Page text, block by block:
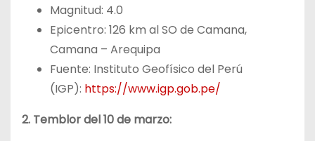
Magnitud: 4.0
Epicentro: 126 km al SO de Camana,
Camana – Arequipa
Fuente: Instituto Geofísico del Perú
(IGP): https://www.igp.gob.pe/
2. Temblor del 10 de marzo: